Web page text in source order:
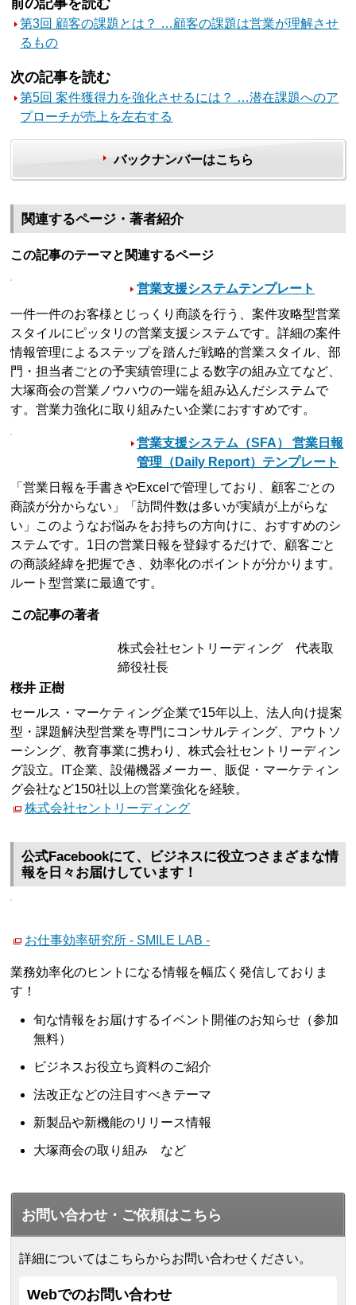
前の記事を読む
第3回 顧客の課題とは？ …顧客の課題は営業が理解させ
るもの
次の記事を読む
第5回 案件獲得力を強化させるには？ …潜在課題へのア
プローチが売上を左右する
バックナンバーはこちら
関連するページ・著者紹介
この記事のテーマと関連するページ
営業支援システムテンプレート
一件一件のお客様とじっくり商談を行う、案件攻略型営業
スタイルにピッタリの営業支援システムです。詳細の案件
情報管理によるステップを踏んだ戦略的営業スタイル、部
門・担当者ごとの予実績管理による数字の組み立てなど、
大塚商会の営業ノウハウの一端を組み込んだシステムで
す。営業力強化に取り組みたい企業におすすめです。
営業支援システム（SFA） 営業日報
管理（Daily Report）テンプレート
「営業日報を手書きやExcelで管理しており、顧客ごとの
商談が分からない」「訪問件数は多いが実績が上がらな
い」このようなお悩みをお持ちの方向けに、おすすめのシ
ステムです。1日の営業日報を登録するだけで、顧客ごと
の商談経緯を把握でき、効率化のポイントが分かります。
ルート型営業に最適です。
この記事の著者
株式会社セントリーディング 代表取
締役社長
桜井 正樹
セールス・マーケティング企業で15年以上、法人向け提案
型・課題解決型営業を専門にコンサルティング、アウトソ
ーシング、教育事業に携わり、株式会社セントリーディン
グ設立。IT企業、設備機器メーカー、販促・マーケティン
グ会社など150社以上の営業強化を経験。
株式会社セントリーディング
公式Facebookにて、ビジネスに役立つさまざまな情
報を日々お届けしています！
お仕事効率研究所 - SMILE LAB -
業務効率化のヒントになる情報を幅広く発信しておりま
す！
旬な情報をお届けするイベント開催のお知らせ（参加
無料）
ビジネスお役立ち資料のご紹介
法改正などの注目すべきテーマ
新製品や新機能のリリース情報
大塚商会の取り組み など
お問い合わせ・ご依頼はこちら
詳細についてはこちらからお問い合わせください。
Webでのお問い合わせ